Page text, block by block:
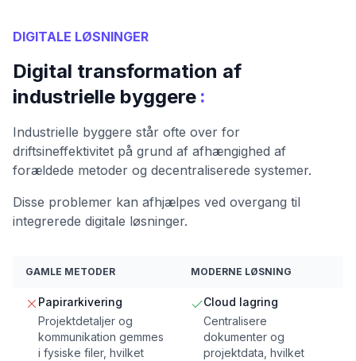
DIGITALE LØSNINGER
Digital transformation af
industrielle byggere :
Industrielle byggere står ofte over for
driftsineffektivitet på grund af afhængighed af
forældede metoder og decentraliserede systemer.
Disse problemer kan afhjælpes ved overgang til
integrerede digitale løsninger.
GAMLE METODER MODERNE LØSNING
Papirarkivering
Projektdetaljer og
kommunikation gemmes
i fysiske filer, hvilket
Cloud lagring
Centralisere
dokumenter og
projektdata, hvilket